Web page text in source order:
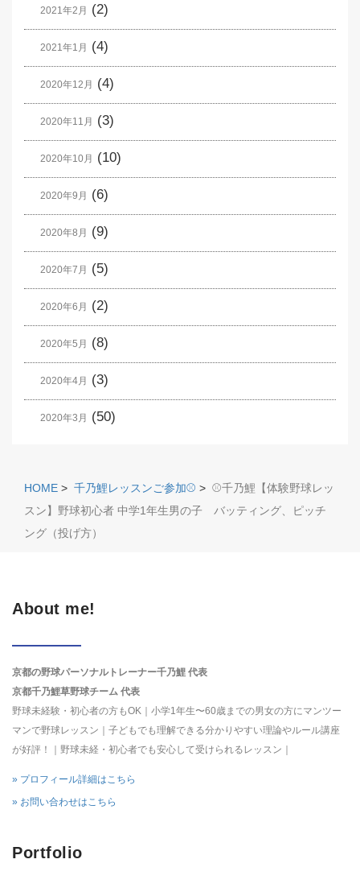
2021年2月 (2)
2021年1月 (4)
2020年12月 (4)
2020年11月 (3)
2020年10月 (10)
2020年9月 (6)
2020年8月 (9)
2020年7月 (5)
2020年6月 (2)
2020年5月 (8)
2020年4月 (3)
2020年3月 (50)
HOME > 千乃鯉レッスンご参加⚾️ > ⚾️千乃鯉【体験野球レッ
スン】野球初心者 中学1年生男の子 バッティング、ピッチ
ング（投げ方）
About me!
京都の野球パーソナルトレーナー千乃鯉 代表
京都千乃鯉草野球チーム 代表
野球未経験・初心者の方もOK｜小学1年生〜60歳までの男女の方にマンツー
マンで野球レッスン｜子どもでも理解できる分かりやすい理論やルール講座
が好評！｜野球未経・初心者でも安心して受けられるレッスン｜
» プロフィール詳細はこちら
» お問い合わせはこちら
Portfolio